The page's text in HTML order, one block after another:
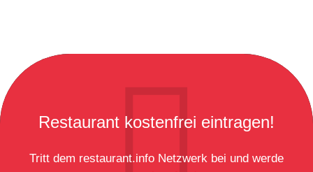
Restaurant kostenfrei eintragen!
Tritt dem restaurant.info Netzwerk bei und werde